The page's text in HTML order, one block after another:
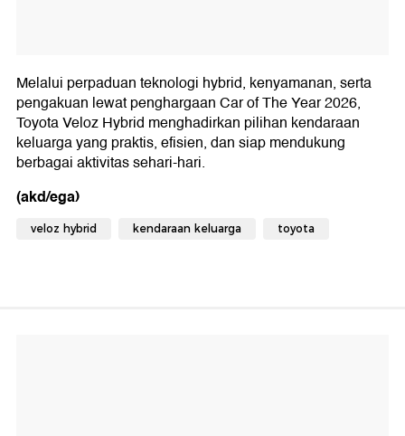
Melalui perpaduan teknologi hybrid, kenyamanan, serta
pengakuan lewat penghargaan Car of The Year 2026,
Toyota Veloz Hybrid menghadirkan pilihan kendaraan
keluarga yang praktis, efisien, dan siap mendukung
berbagai aktivitas sehari-hari.
(akd/ega)
veloz hybrid kendaraan keluarga toyota